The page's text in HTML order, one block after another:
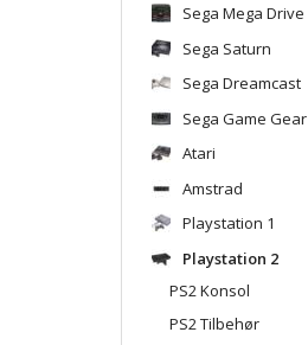
Sega Mega Drive
Sega Saturn
Sega Dreamcast
Sega Game Gear
Atari
Amstrad
Playstation 1
Playstation 2
PS2 Konsol
PS2 Tilbehør